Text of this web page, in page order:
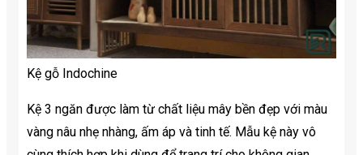
Kệ gỗ Indochine
Kệ 3 ngăn được làm từ chất liệu mây bền đẹp với màu
vàng nâu nhẹ nhàng, ấm áp và tinh tế. Mẫu kệ này vô